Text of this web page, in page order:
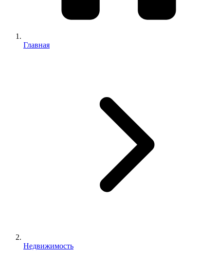
Главная
Недвижимость